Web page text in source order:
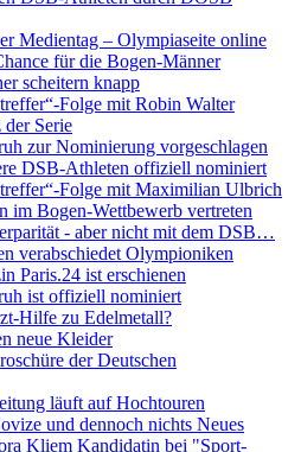
Medientag – Olympiaseite online
für die Bogen-Männer
scheitern knapp
Folge mit Robin Walter
der Serie
zur Nominierung vorgeschlagen
DSB-Athleten offiziell nominiert
Folge mit Maximilian Ulbrich
im Bogen-Wettbewerb vertreten
- aber nicht mit dem DSB…
verabschiedet Olympioniken
Paris.24 ist erschienen
ist offiziell nominiert
Hilfe zu Edelmetall?
neue Kleider
der Deutschen
läuft auf Hochtouren
und dennoch nichts Neues
Kliem Kandidatin bei "Sport-